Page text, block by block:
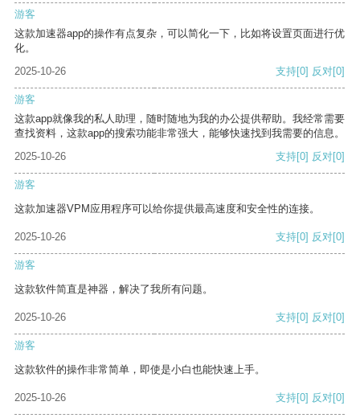
游客
这款加速器app的操作有点复杂，可以简化一下，比如将设置页面进行优
化。
2025-10-26
支持[0] 反对[0]
游客
这款app就像我的私人助理，随时随地为我的办公提供帮助。我经常需要
查找资料，这款app的搜索功能非常强大，能够快速找到我需要的信息。
2025-10-26
支持[0] 反对[0]
游客
这款加速器VPM应用程序可以给你提供最高速度和安全性的连接。
2025-10-26 支持[0] 反对[0]
游客
这款软件简直是神器，解决了我所有问题。
2025-10-26 支持[0] 反对[0]
游客
这款软件的操作非常简单，即使是小白也能快速上手。
2025-10-26 支持[0] 反对[0]